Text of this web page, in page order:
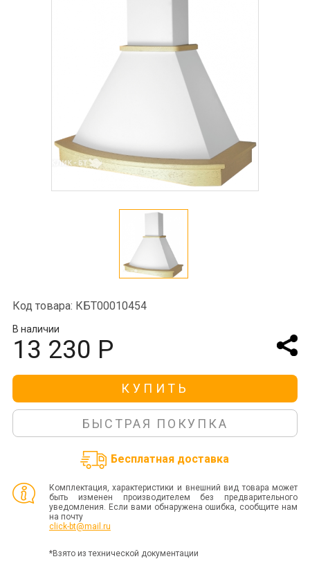
Код товара: КБТ00010454
В наличии
13 230 Р
КУПИТЬ
БЫСТРАЯ ПОКУПКА
Бесплатная доставка
Комплектация, характеристики и внешний вид товара может
быть изменен производителем без предварительного
уведомления. Если вами обнаружена ошибка, сообщите нам
на почту
click-bt@mail.ru
*Взято из технической документации